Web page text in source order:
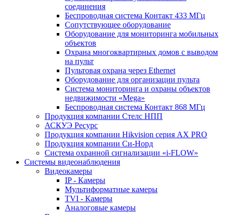
соединения
Беспроводная система Контакт 433 МГц
Сопутствующее оборудование
Оборудование для мониторинга мобильных
объектов
Охрана многоквартирных домов с выводом
на пульт
Пультовая охрана через Ethernet
Оборудование для организации пульта
Система мониторинга и охраны объектов
недвижимости «Mega»
Беспроводная система Контакт 868 МГц
Продукция компании Стелс НПП
АСКУЭ Ресурс
Продукция компании Hikvision серия AX PRO
Продукция компании Си-Норд
Система охранной сигнализации «i-FLOW»
Системы видеонаблюдения
Видеокамеры
IP - Камеры
Мультиформатные камеры
TVI - Камеры
Аналоговые камеры